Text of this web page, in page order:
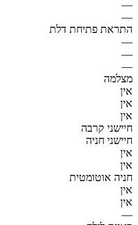
—
—
התראת פתיחת דלת
—
—
—
מצלמה
אין
אין
אין
חיישני קרבה
חיישני חניה
אין
אין
חניה אוטומטית
אין
אין
—